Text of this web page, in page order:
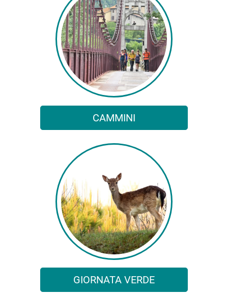
CAMMINI
GIORNATA VERDE